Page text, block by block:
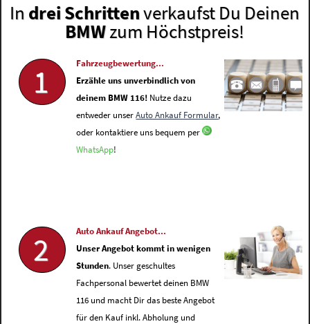
In drei Schrittenverkaufst Du Deinen
BMWzum Höchstpreis!
1
Fahrzeugbewertung...
Erzähle uns unverbindlich von
deinem BMW 116! Nutze dazu
entweder unserAuto Ankauf Formular,
oder kontaktiere uns bequem per
WhatsApp!
2
Auto Ankauf Angebot...
Unser Angebot kommt in wenigen
Stunden. Unser geschultes
Fachpersonal bewertet deinen BMW
116 und macht Dir das beste Angebot
für den Kauf inkl. Abholung und